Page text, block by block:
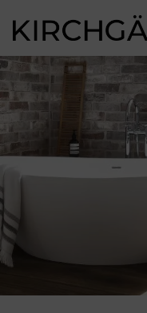
Direkt
zum
Inhalt